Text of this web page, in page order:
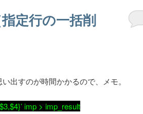
定行の一括削
出すのが時間かかるので、メモ。
imp > imp_result